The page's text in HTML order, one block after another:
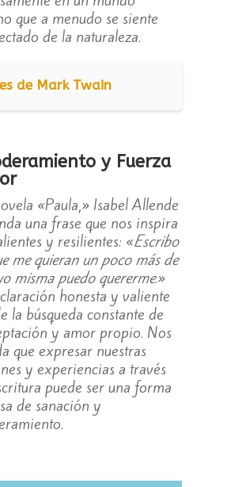
que a menudo se siente
de la naturaleza.
de Mark Twain
y Fuerza
«Paula,» Isabel Allende
una frase que nos inspira
y resilientes: «Escribo
me quieran un poco más de
misma puedo quererme.»
honesta y valiente
la búsqueda constante de
y amor propio. Nos
que expresar nuestras
y experiencias a través
puede ser una forma
de sanación y